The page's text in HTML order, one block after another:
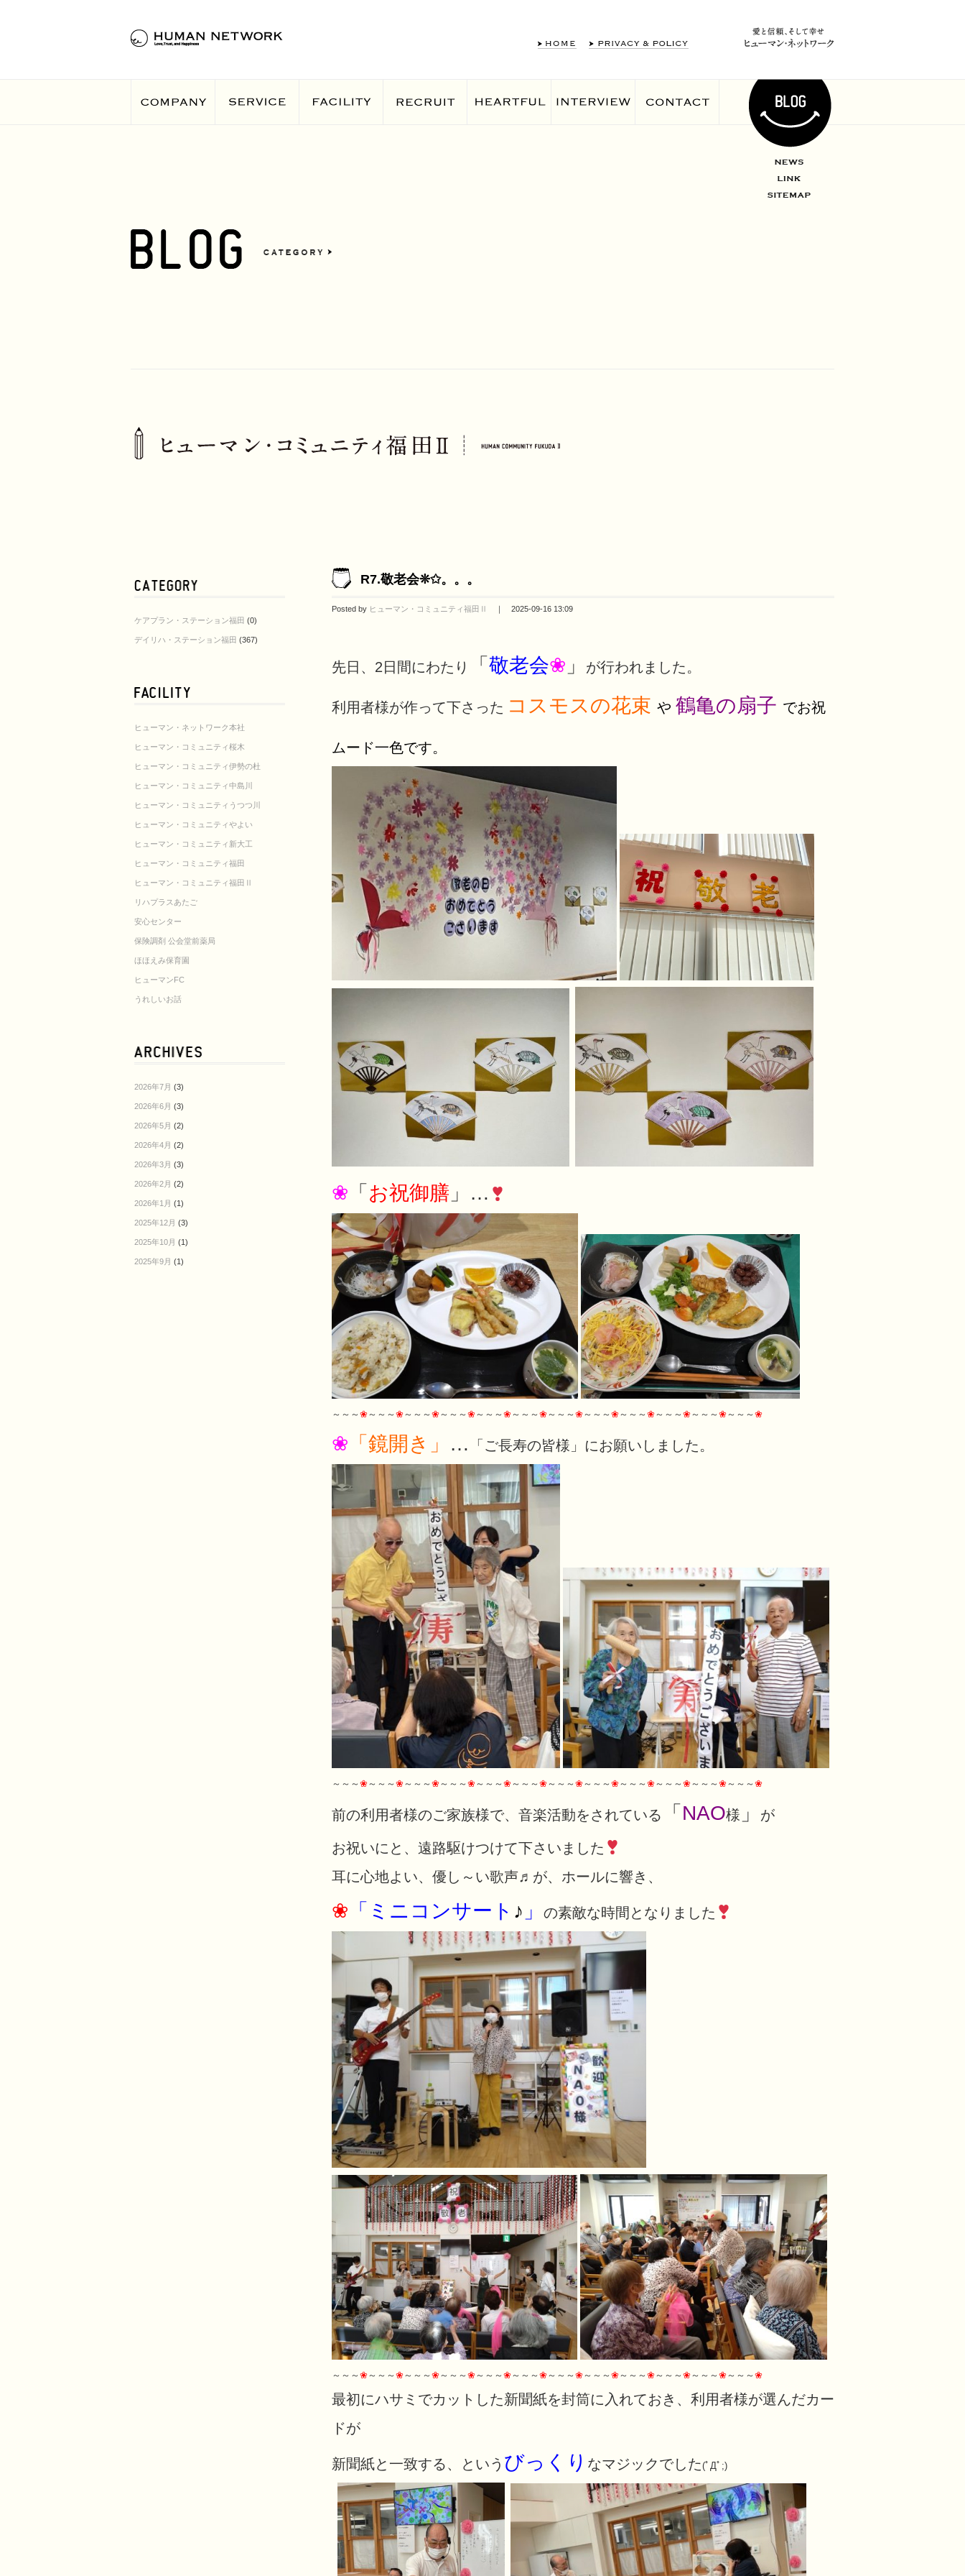
ケアプラン・ステーション福田 (0)
デイリハ・ステーション福田 (367)
ヒューマン・ネットワーク本社
ヒューマン・コミュニティ桜木
ヒューマン・コミュニティ伊勢の杜
ヒューマン・コミュニティ中島川
ヒューマン・コミュニティうつつ川
ヒューマン・コミュニティやよい
ヒューマン・コミュニティ新大工
ヒューマン・コミュニティ福田
ヒューマン・コミュニティ福田Ⅱ
リハプラスあたご
安心センター
保険調剤 公会堂前薬局
ほほえみ保育園
ヒューマンFC
うれしいお話
2026年7月 (3)
2026年6月 (3)
2026年5月 (2)
2026年4月 (2)
2026年3月 (3)
2026年2月 (2)
2026年1月 (1)
2025年12月 (3)
2025年10月 (1)
2025年9月 (1)
R7.敬老会❊✩。。。
Posted by ヒューマン・コミュニティ福田Ⅱ ｜ 2025-09-16 13:09
先日、2日間にわたり 「 敬老会❀ 」 が行われました。
利用者様が作って下さった コスモスの花束 や 鶴亀の扇子 でお祝
ムード一色です。
❀ 「 お祝御膳 」…
～～～ ❀～～～ ❀～～～ ❀～～～ ❀～～～ ❀～～～ ❀～～～ ❀～～～ ❀～～～ ❀～～～ ❀～～～ ❀～～～ ❀
❀ 「鏡開き」 … 「ご長寿の皆様」にお願いしました。
～～～ ❀～～～ ❀～～～ ❀～～～ ❀～～～ ❀～～～ ❀～～～ ❀～～～ ❀～～～ ❀～～～ ❀～～～ ❀～～～ ❀
前の利用者様のご家族様で、音楽活動をされている 「 NAO様 」 が
お祝いにと、遠路駆けつけて下さいました
耳に心地よい、優し～い歌声♬が、ホールに響き、
❀ 「ミニコンサート ♪ 」 の素敵な時間となりました
～～～ ❀～～～ ❀～～～ ❀～～～ ❀～～～ ❀～～～ ❀～～～ ❀～～～ ❀～～～ ❀～～～ ❀～～～ ❀～～～ ❀
最初にハサミでカットした新聞紙を封筒に入れておき、利用者様が選んだカー
ドが
新聞紙と一致する、という びっくり なマジックでした(ﾟДﾟ;)